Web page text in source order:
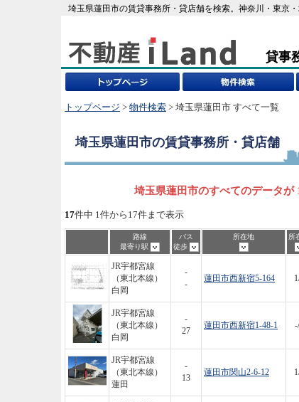
埼玉県蓮田市の賃貸事務所・貸店舗を検索。神奈川・東京
貸事
トップページ > 物件検索 > 埼玉県蓮田市 すべて一覧
埼玉県蓮田市の賃貸事務所・貸店舗
埼玉県蓮田市のすべてのデータが
17件中 1件から17件まで表示
路線
最寄り駅
バス
徒歩
所在地 所
JR宇都宮線
（東北本線）
白岡
-
-
蓮田市西新宿5-164
JR宇都宮線
（東北本線）
白岡
-
27
蓮田市西新宿1-48-1
JR宇都宮線
（東北本線）
蓮田
-
13
蓮田市関山2-6-12